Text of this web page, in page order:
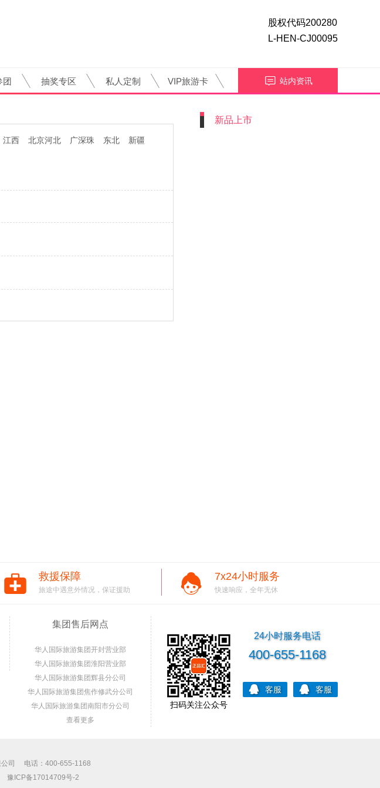
股权代码200280
L-HEN-CJ00095
团 抽奖专区 私人定制 VIP旅游卡 站内资讯
江西 北京河北 广深珠 东北
新疆
新品上市
救援保障
旅途中遇意外情况，保证援助
7x24小时服务
快速响应，全年无休
集团售后网点
华人国际旅游集团开封营业部
华人国际旅游集团淮阳营业部
华人国际旅游集团辉县分公司
华人国际旅游集团焦作修武分公司
华人国际旅游集团南阳市分公司
查看更多
扫码关注公众号
24小时服务电话
400-655-1168
客服 客服
公司 电话：400-655-1168
豫ICP备17014709号-2